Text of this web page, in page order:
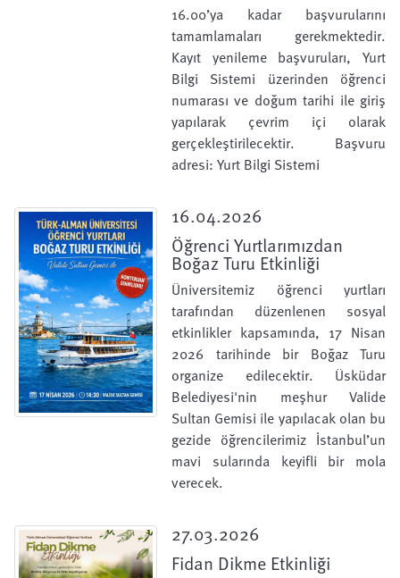
16.00’ya kadar başvurularını
tamamlamaları gerekmektedir.
Kayıt yenileme başvuruları, Yurt
Bilgi Sistemi üzerinden öğrenci
numarası ve doğum tarihi ile giriş
yapılarak çevrim içi olarak
gerçekleştirilecektir. Başvuru
adresi: Yurt Bilgi Sistemi
16.04.2026
Öğrenci Yurtlarımızdan
Boğaz Turu Etkinliği
Üniversitemiz öğrenci yurtları
tarafından düzenlenen sosyal
etkinlikler kapsamında, 17 Nisan
2026 tarihinde bir Boğaz Turu
organize edilecektir. Üsküdar
Belediyesi'nin meşhur Valide
Sultan Gemisi ile yapılacak olan bu
gezide öğrencilerimiz İstanbul’un
mavi sularında keyifli bir mola
verecek.
27.03.2026
Fidan Dikme Etkinliği